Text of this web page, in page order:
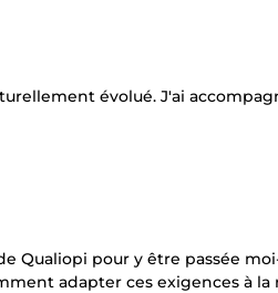
évolué. J'ai
Qualiopi pour y être passée
adapter ces exigences à